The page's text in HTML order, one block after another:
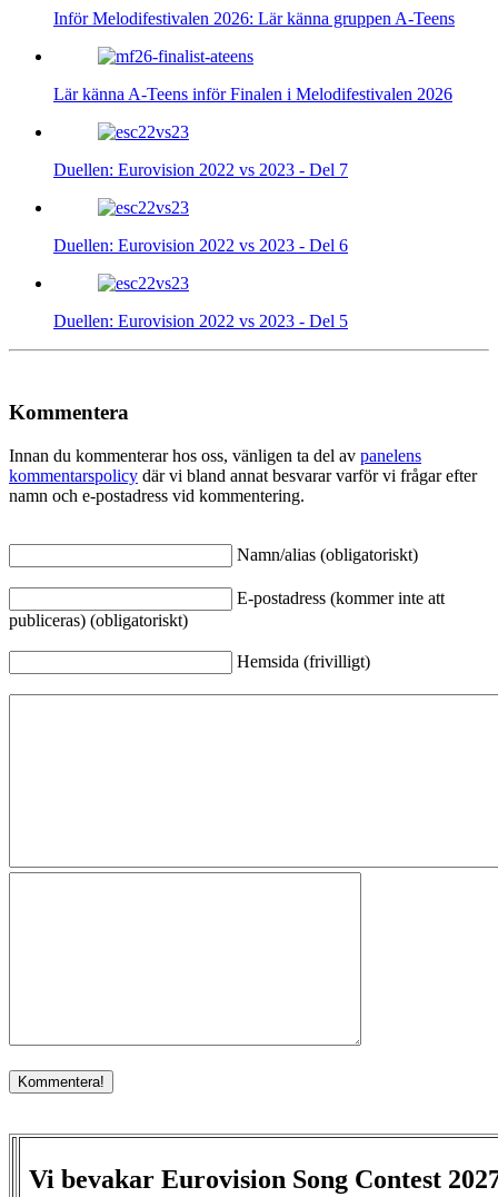
Inför Melodifestivalen 2026: Lär känna gruppen A-Teens
Lär känna A-Teens inför Finalen i Melodifestivalen 2026
Duellen: Eurovision 2022 vs 2023 - Del 7
Duellen: Eurovision 2022 vs 2023 - Del 6
Duellen: Eurovision 2022 vs 2023 - Del 5
Kommentera
Innan du kommenterar hos oss, vänligen ta del av panelens
kommentarspolicy där vi bland annat besvarar varför vi frågar efter
namn och e-postadress vid kommentering.
Namn/alias (obligatoriskt)
E-postadress (kommer inte att
publiceras) (obligatoriskt)
Hemsida (frivilligt)
Vi bevakar Eurovision Song Contest